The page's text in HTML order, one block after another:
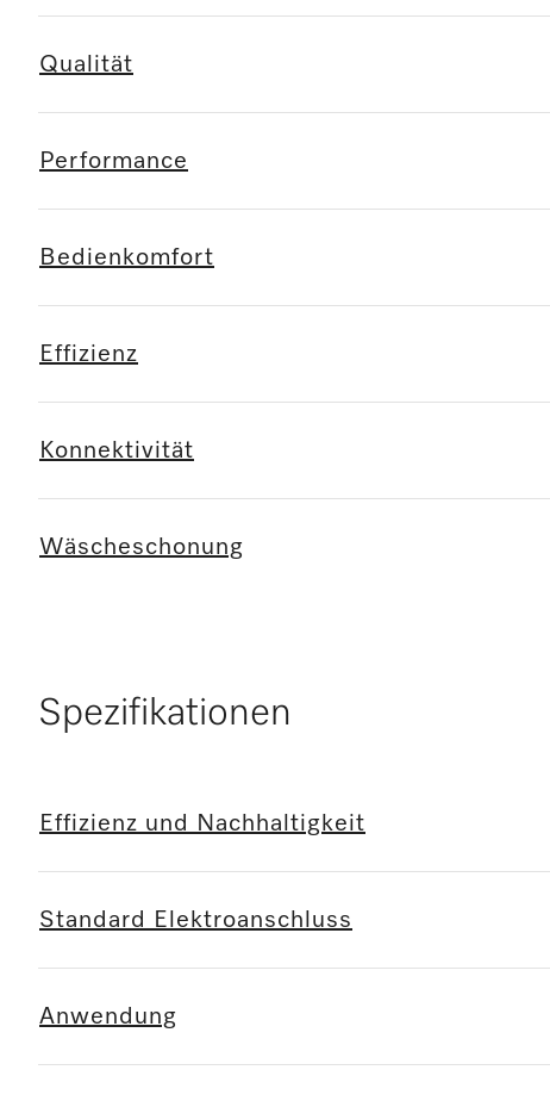
Qualität
Performance
Bedienkomfort
Effizienz
Konnektivität
Wäscheschonung
Spezifikationen
Effizienz und Nachhaltigkeit
Standard Elektroanschluss
Anwendung